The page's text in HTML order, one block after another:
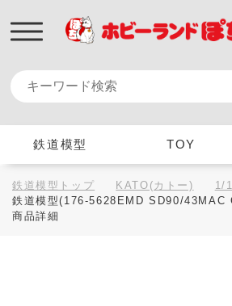
鉄道模型 TOY
鉄道模型トップ KATO(カトー)
1/
鉄道模型(176-5628EMD SD90/43MAC
商品詳細